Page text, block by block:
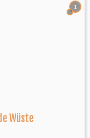
1
Wüste